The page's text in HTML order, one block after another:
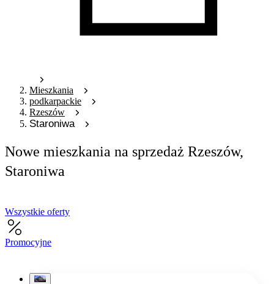
Mieszkania
podkarpackie
Rzeszów
Staroniwa
Nowe mieszkania na sprzedaż Rzeszów,
Staroniwa
Wszystkie oferty
Promocyjne